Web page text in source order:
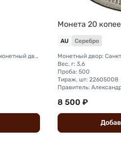
Монетный двор: Санкт-Петербургский монетный двор
Монета 20
AU Серебро
Вес, г: 3,6
Проба: 500
Тираж, шт: 22605008
Правитель:
8 500 ₽